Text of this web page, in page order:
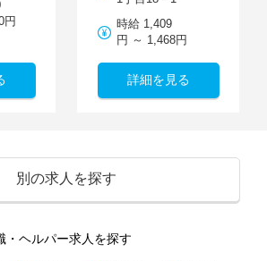
円
時給 1,409
円 ～ 1,468円
詳細を見る
別の求人を探す
・ヘルパー求人を探す